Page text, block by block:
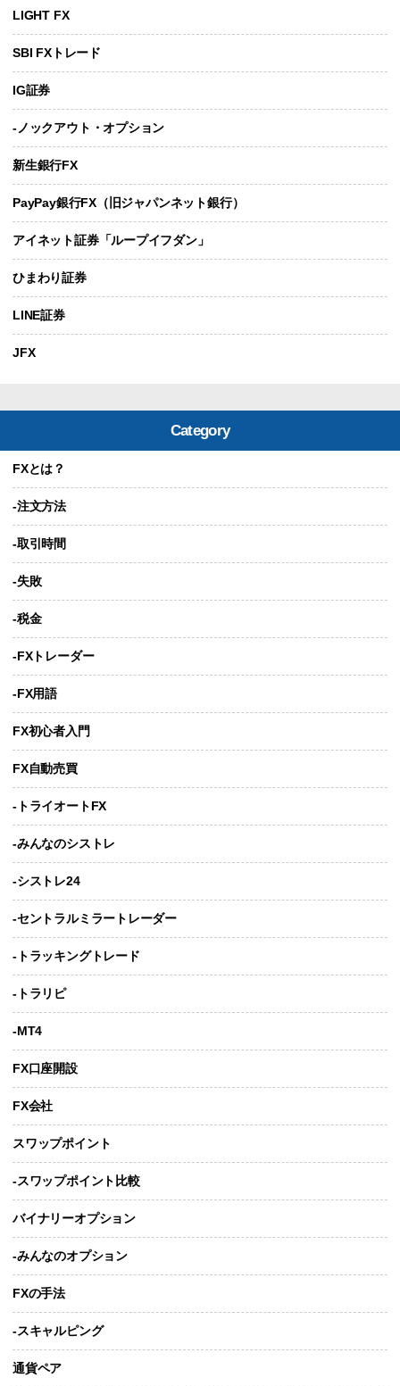
LIGHT FX
SBI FXトレード
IG証券
-ノックアウト・オプション
新生銀行FX
PayPay銀行FX（旧ジャパンネット銀行）
アイネット証券「ループイフダン」
ひまわり証券
LINE証券
JFX
Category
FXとは？
-注文方法
-取引時間
-失敗
-税金
-FXトレーダー
-FX用語
FX初心者入門
FX自動売買
-トライオートFX
-みんなのシストレ
-シストレ24
-セントラルミラートレーダー
-トラッキングトレード
-トラリピ
-MT4
FX口座開設
FX会社
スワップポイント
-スワップポイント比較
バイナリーオプション
-みんなのオプション
FXの手法
-スキャルピング
通貨ペア